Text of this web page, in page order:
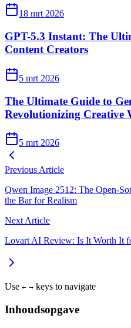
18 mrt 2026
GPT-5.3 Instant: The
Content Creators
5 mrt 2026
The Ultimate Guide to
Revolutionizing Creative
5 mrt 2026
Previous Article
Qwen Image 2512: The Open-
the Bar for Realism
Next Article
Lovart AI Review: Is It Worth It
Use ← → keys to navigate
Inhoudsopgave